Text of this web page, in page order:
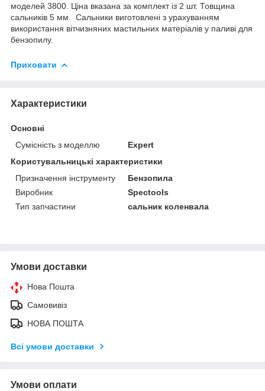
моделей 3800. Ціна вказана за комплект із 2 шт. Товщина
сальників 5 мм. Сальники виготовлені з урахуванням
використання вітчизняних мастильних матеріалів у паливі для
бензопилу.
Приховати
Характеристики
Основні
Сумісність з моделлю
Expert
Користувальницькі характеристики
Призначення інструменту
Бензопила
Виробник
Spectools
Тип запчастини
сальник коленвала
Умови доставки
Нова Пошта
Самовивіз
НОВА ПОШТА
Всі умови доставки
Умови оплати